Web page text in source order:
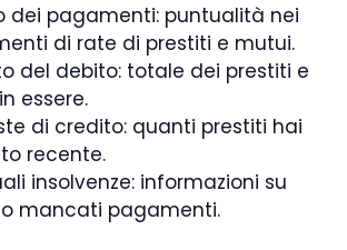
dei pagamenti: puntualità nei
di rate di prestiti e mutui.
del debito: totale dei prestiti e
essere.
di credito: quanti prestiti hai
recente.
insolvenze: informazioni su
mancati pagamenti.